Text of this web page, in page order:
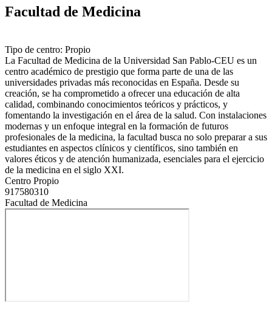
Facultad de Medicina
Tipo de centro: Propio
La Facultad de Medicina de la Universidad San Pablo-CEU es un
centro académico de prestigio que forma parte de una de las
universidades privadas más reconocidas en España. Desde su
creación, se ha comprometido a ofrecer una educación de alta
calidad, combinando conocimientos teóricos y prácticos, y
fomentando la investigación en el área de la salud. Con instalaciones
modernas y un enfoque integral en la formación de futuros
profesionales de la medicina, la facultad busca no solo preparar a sus
estudiantes en aspectos clínicos y científicos, sino también en
valores éticos y de atención humanizada, esenciales para el ejercicio
de la medicina en el siglo XXI.
Centro Propio
917580310
Facultad de Medicina